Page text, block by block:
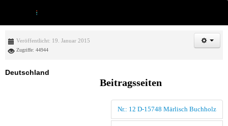
Veröffentlicht: 19. Januar 2015
Zugriffe: 44944
Beitragsseiten
Nr.: 12 D-15748 Märlisch Buchholz
Deutschland